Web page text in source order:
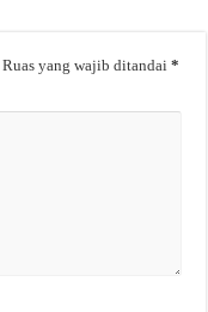
Ruas yang wajib ditandai*